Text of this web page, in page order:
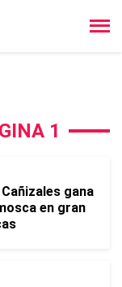
1
gana
en gran